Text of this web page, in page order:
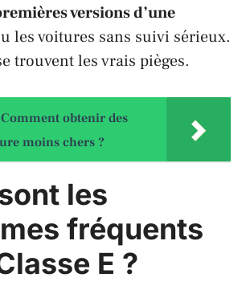
versions d’une
les voitures sans suivi sérieux.
trouvent les vrais pièges.
Comment obtenir des
moins chers ?
les
fréquents
E ?